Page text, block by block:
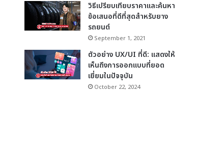
วิธีเปรียบเทียบราคาและค้นหา
ข้อเสนอที่ดีที่สุดสำหรับยาง
รถยนต์
September 1, 2021
ตัวอย่าง UX/UI ที่ดี: แสดงให้
เห็นถึงการออกแบบที่ยอด
เยี่ยมในปัจจุบัน
October 22, 2024